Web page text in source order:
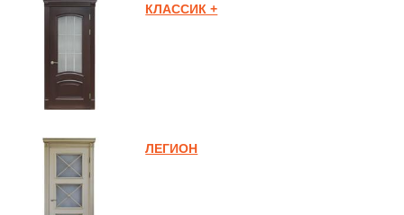
КЛАССИК +
ЛЕГИОН